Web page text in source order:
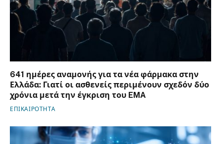
641 ημέρες αναμονής για τα νέα φάρμακα στην
Ελλάδα: Γιατί οι ασθενείς περιμένουν σχεδόν δύο
χρόνια μετά την έγκριση του EMA
ΕΠΙΚΑΙΡΟΤΗΤΑ